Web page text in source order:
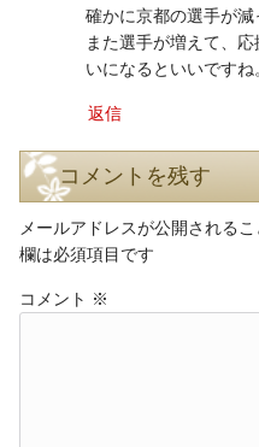
確かに京都の選手が
また選手が増えて、
いになるといいですね
返信
コメントを残す
メールアドレスが公開されるこ
欄は必須項目です
コメント ※